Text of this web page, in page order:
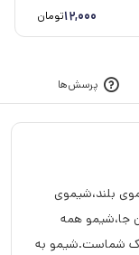
12,000تومان
پرسش‌ها
بلند،شیموی
جا،شیمو همه
شماست.شیمو به